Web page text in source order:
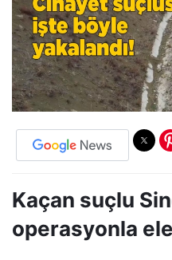
Kaçan suçlu
operasyonla